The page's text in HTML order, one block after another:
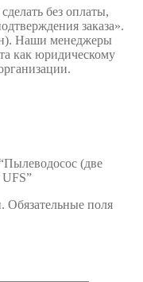
без оплаты,
заказа».
Наши менеджеры
как юридическому
(две
Обязательные поля